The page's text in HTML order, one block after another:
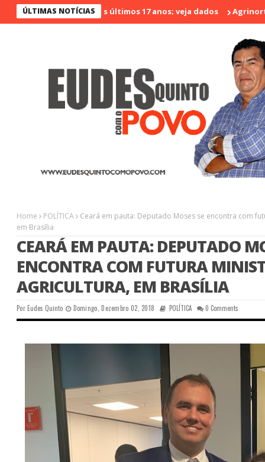
ÚLTIMAS NOTÍCIAS
menos violento nos últimos 17 anos; veja dados Agrinort em
Home POLÍTICA
Ceará em pauta: Deputado Moses se encontra com
em Brasília
CEARÁ EM PAUTA: DEPUTADO
ENCONTRA COM FUTURA
AGRICULTURA, EM BRASÍLIA
PorEudes Quinto Domingo, Dezembro 02, 2018 POLÍTICA 0 Comments